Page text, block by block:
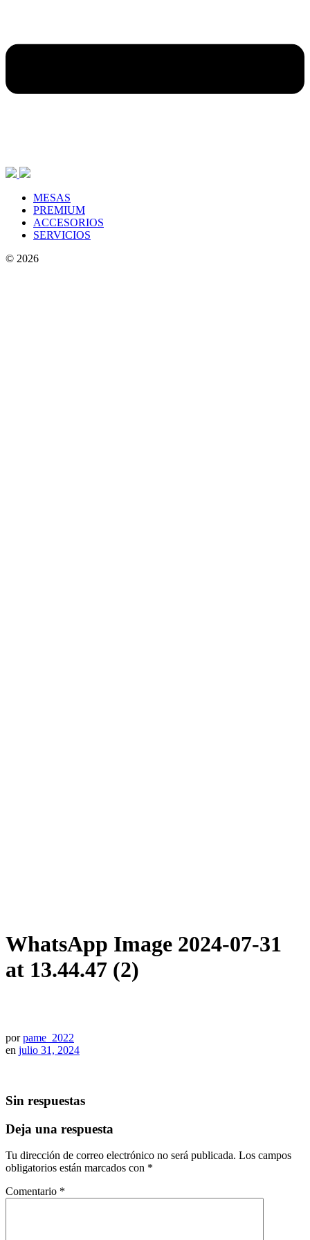
MESAS
PREMIUM
ACCESORIOS
SERVICIOS
© 2026
WhatsApp Image 2024-07-31
at 13.44.47 (2)
porpame_2022
en julio 31, 2024
Sin respuestas
Deja una respuesta
Tu dirección de correo electrónico no será publicada. Los campos
obligatorios están marcados con *
Comentario *